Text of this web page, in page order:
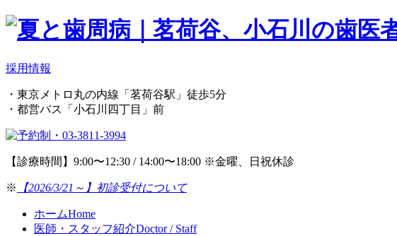
採用情報
・東京メトロ丸の内線「茗荷谷駅」徒歩5分
・都営バス「小石川四丁目」前
【診療時間】9:00〜12:30 / 14:00〜18:00 ※金曜、日祝休診
※ 【2026/3/21～】初診受付について
ホームHome
医師・スタッフ紹介Doctor / Staff